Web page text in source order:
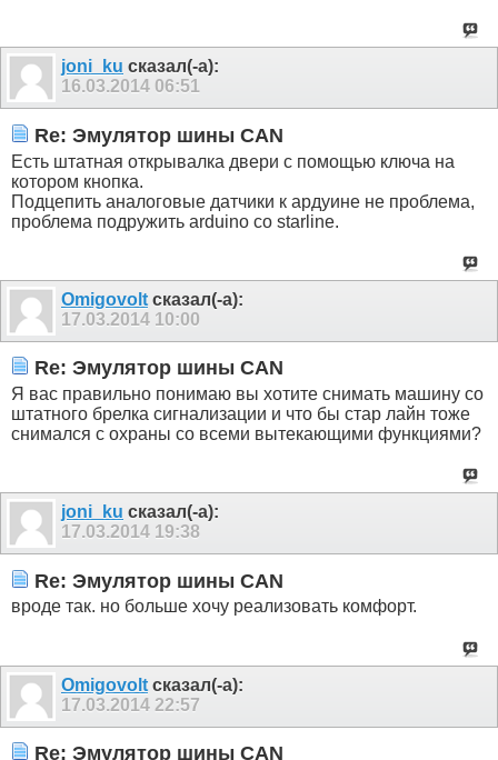
joni_ku сказал(-а):
16.03.2014 06:51
Re: Эмулятор шины CAN
Есть штатная открывалка двери с помощью ключа на
котором кнопка.
Подцепить аналоговые датчики к ардуине не проблема,
проблема подружить arduino со starline.
Omigovolt сказал(-а):
17.03.2014 10:00
Re: Эмулятор шины CAN
Я вас правильно понимаю вы хотите снимать машину со
штатного брелка сигнализации и что бы стар лайн тоже
снимался с охраны со всеми вытекающими функциями?
joni_ku сказал(-а):
17.03.2014 19:38
Re: Эмулятор шины CAN
вроде так. но больше хочу реализовать комфорт.
Omigovolt сказал(-а):
17.03.2014 22:57
Re: Эмулятор шины CAN